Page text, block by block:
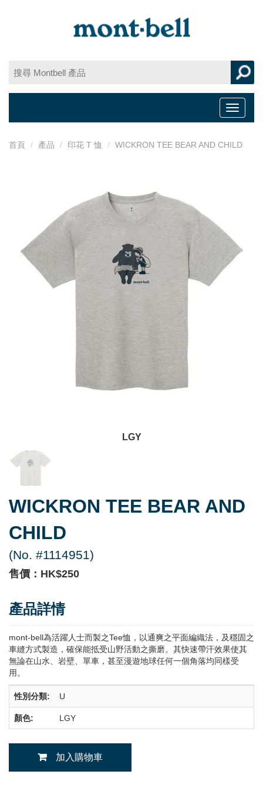
Toggle
首頁 產品 印花 T 恤 WICKRON TEE BEAR AND CHILD
LGY
WICKRON TEE BEAR AND
CHILD
(No. #1114951)
售價：HK$250
產品詳情
mont-bell為活躍人士而製之Tee恤，以通爽之平面編織法，及穩固之
車縫方式製造，確保能抵受山野活動之撕磨。其快速帶汗效果使其
無論在山水、岩壁、單車，甚至漫遊地球任何一個角落均同樣受
用。
性別分類: U
顏色: LGY
加入購物車